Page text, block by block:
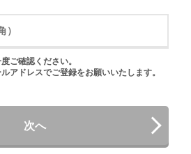
ご確認ください。
アドレスでご登録をお願いいたします。
次へ